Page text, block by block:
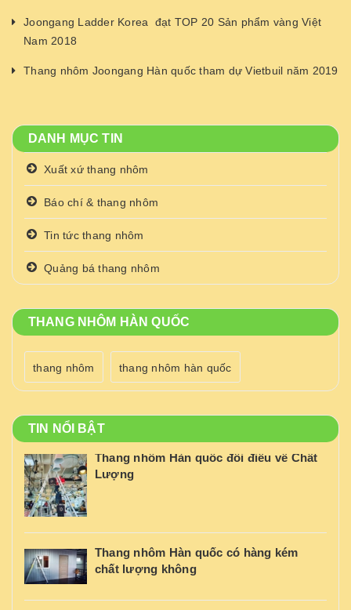
Joongang Ladder Korea đạt TOP 20 Sản phẩm vàng Việt
Nam 2018
Thang nhôm Joongang Hàn quốc tham dự Vietbuil năm 2019
DANH MỤC TIN
Xuất xứ thang nhôm
Báo chí & thang nhôm
Tin tức thang nhôm
Quảng bá thang nhôm
THANG NHÔM HÀN QUỐC
thang nhôm thang nhôm hàn quốc
TIN NỔI BẬT
Thang nhôm Hàn quốc đôi điều về Chất
Lượng
Thang nhôm Hàn quốc có hàng kém
chất lượng không